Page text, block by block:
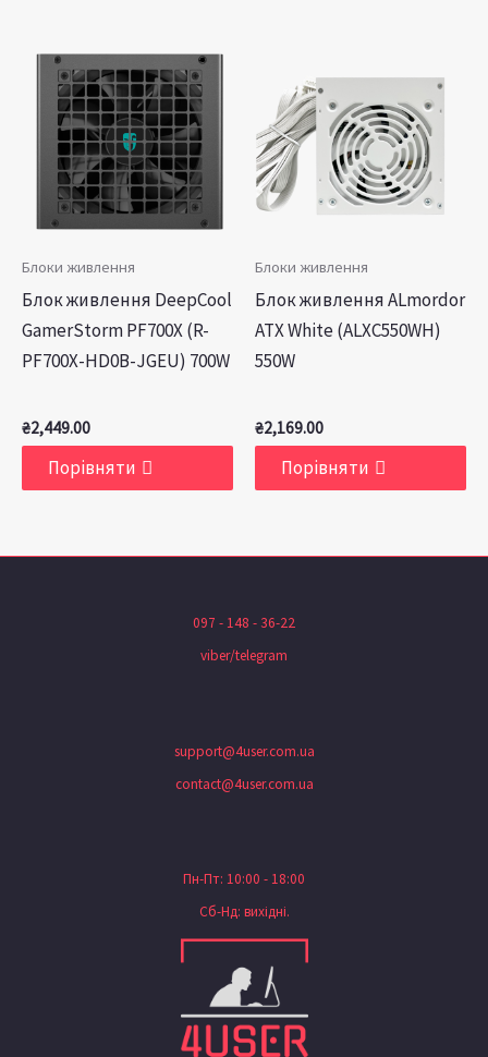
Блоки живлення
Блок живлення DeepCool
GamerStorm PF700X (R-
PF700X-HD0B-JGEU) 700W
₴2,449.00
Порівняти
Блоки живлення
Блок живлення ALmordor
ATX White (ALXC550WH)
550W
₴2,169.00
Порівняти
097 - 148 - 36-22
viber/telegram
support@4user.com.ua
contact@4user.com.ua
Пн-Пт: 10:00 - 18:00
Сб-Нд: вихідні.